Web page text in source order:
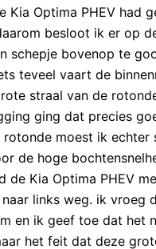
Kia Optima PHEV had
besloot ik er op
schepje bovenop te
teveel vaart de
straal van de
ging dat precies
rotonde moest ik echter
de hoge
de Kia Optima PHEV
links weg. ik vroeg
en ik geef toe dat het
het feit dat deze